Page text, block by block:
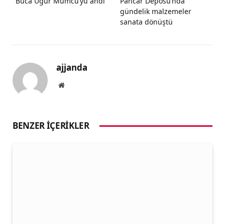
gündelik malzemeler
sanata dönüştü
ajjanda
Website
BENZER İÇERIKLER